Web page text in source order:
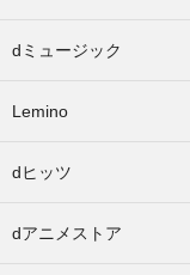
dミュージック
Lemino
dヒッツ
dアニメストア